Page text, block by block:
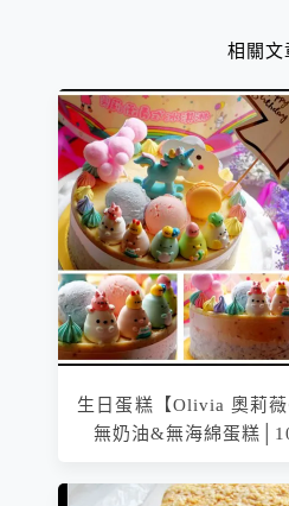
相關文
生日蛋糕【Olivia 奧莉薇
無奶油&無海綿蛋糕